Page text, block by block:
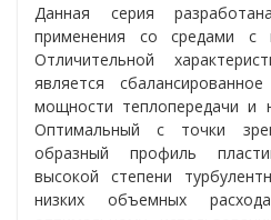
Данная серия
применения со средами с
Отличительной
является
мощности теплопередачи и
Оптимальный с точки
образный профиль
высокой степени
низких объемных